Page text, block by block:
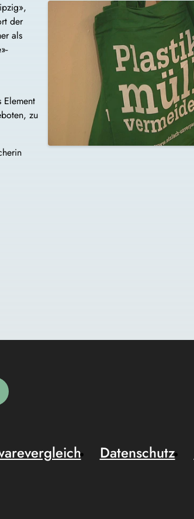
der
als
Element
zu
Datenschutz